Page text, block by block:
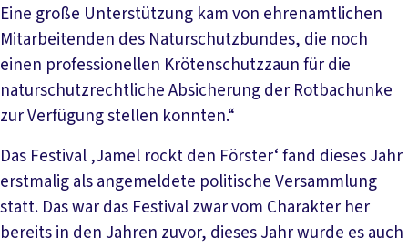
Eine große Unterstützung kam von ehrenamtlichen
Mitarbeitenden des Naturschutzbundes, die noch
einen professionellen Krötenschutzzaun für die
naturschutzrechtliche Absicherung der Rotbachunke
zur Verfügung stellen konnten.“
Das Festival ‚Jamel rockt den Förster‘ fand dieses Jahr
erstmalig als angemeldete politische Versammlung
statt. Das war das Festival zwar vom Charakter her
bereits in den Jahren zuvor, dieses Jahr wurde es auch